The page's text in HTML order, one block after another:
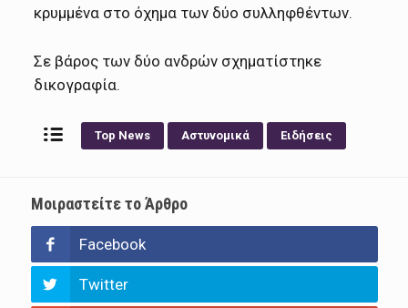
κρυμμένα στο όχημα των δύο συλληφθέντων.
Σε βάρος των δύο ανδρών σχηματίστηκε
δικογραφία.
Top News Αστυνομικά Ειδήσεις
Μοιραστείτε το Άρθρο
Facebook
Twitter